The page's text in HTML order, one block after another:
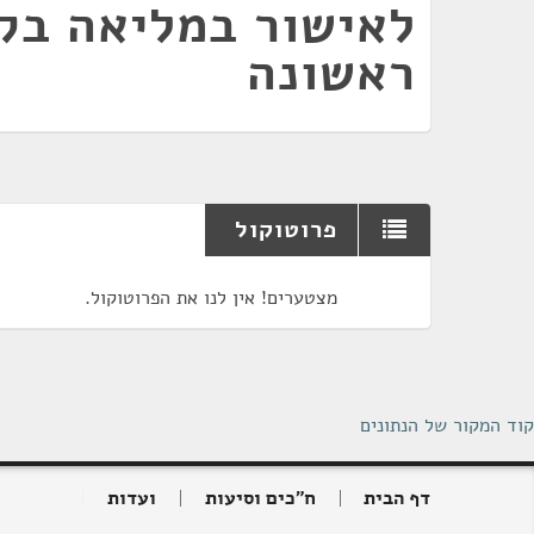
לאישור במליאה
ראשונה
פרוטוקול
מצטערים! אין לנו את הפרוטוקול.
קוד המקור של הנתונים
דף הבית ח"כים וסיעות ועדות